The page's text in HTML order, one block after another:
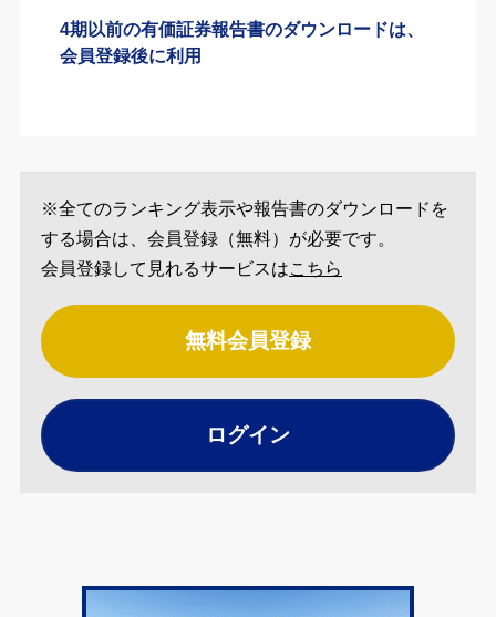
4期以前の有価証券報告書のダウンロードは、
会員登録後に利用
※全てのランキング表示や報告書のダウンロードを
する場合は、会員登録（無料）が必要です。
会員登録して見れるサービスはこちら
無料会員登録
ログイン